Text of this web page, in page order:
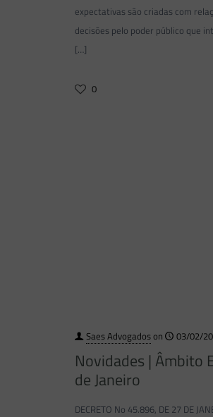
expectativas são criadas com
decisões pelo poder público que
[…]
0
Saes Advogadoson 03/02/
Novidades | Âmbito
de Janeiro
DECRETO No 45.896, DE 27 DE